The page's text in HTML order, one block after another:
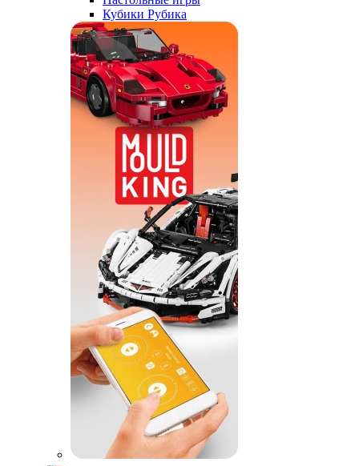
Кубики Рубика